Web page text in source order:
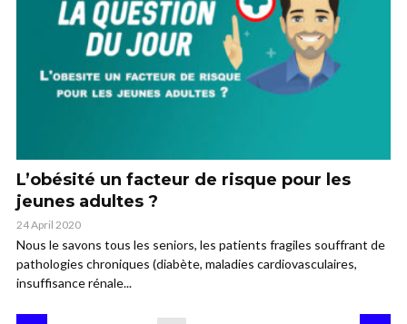
L’obésité un facteur de risque pour les
jeunes adultes ?
24 April 2020
Nous le savons tous les seniors, les patients fragiles souffrant de
pathologies chroniques (diabète, maladies cardiovasculaires,
insuffisance rénale...